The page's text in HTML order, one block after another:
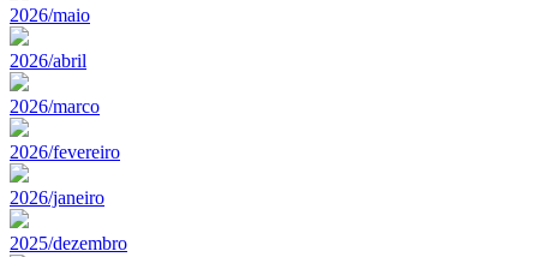
2026/maio
2026/abril
2026/marco
2026/fevereiro
2026/janeiro
2025/dezembro